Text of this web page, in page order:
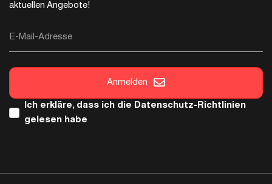
aktuellen Angebote!
E-Mail-Adresse
Anmelden
Ich erkläre, dass ich die Datenschutz-Richtlinien
gelesen habe